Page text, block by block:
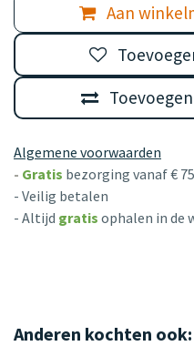
Aan
Algemene voorwaarden
- Gratis bezorging vanaf €
- Veilig betalen
- Altijd gratis ophalen in de
Anderen kochten ook: